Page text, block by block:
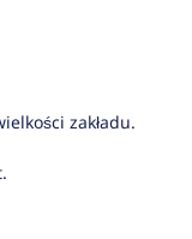
zakładu.